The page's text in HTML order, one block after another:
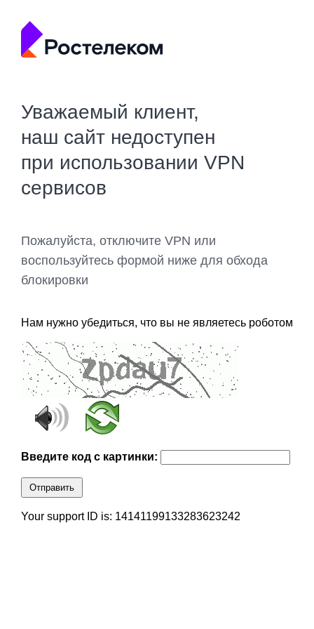
Уважаемый клиент,
наш сайт недоступен
при использовании VPN
сервисов
Пожалуйста, отключите VPN или
воспользуйтесь формой ниже для обхода
блокировки
Нам нужно убедиться, что вы не являетесь роботом
Введите код с картинки:
Отправить
Your support ID is: 14141199133283623242